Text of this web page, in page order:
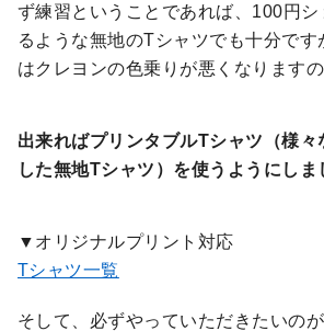
ず練習ということであれば、100円シ
るような無地のTシャツでも十分です
はクレヨンの色乗りが悪くなりますの
出来ればプリンタブルTシャツ（様
した無地Tシャツ）を使うようにしま
▼オリジナルプリント対応
Tシャツ一覧
そして、必ずやっていただきたいのが